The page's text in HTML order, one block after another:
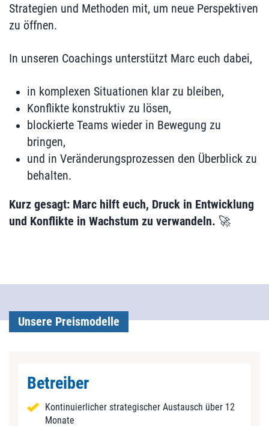
Strategien und Methoden mit, um neue Perspektiven
zu öffnen.
In unseren Coachings unterstützt Marc euch dabei,
in komplexen Situationen klar zu bleiben,
Konflikte konstruktiv zu lösen,
blockierte Teams wieder in Bewegung zu
bringen,
und in Veränderungsprozessen den Überblick zu
behalten.
Kurz gesagt: Marc hilft euch, Druck in Entwicklung
und Konflikte in Wachstum zu verwandeln. 🚀
Unsere Preismodelle
Betreiber
Kontinuierlicher strategischer Austausch über 12
Monate